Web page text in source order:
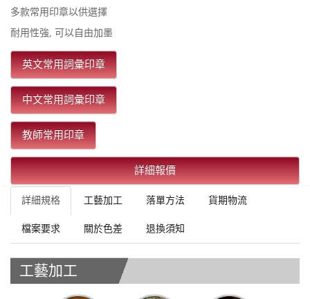
多款常用印章以供選擇
耐用性強, 可以自由加墨
英文常用詞彙印章
中文常用詞彙印章
教師常用印章
詳細報價
詳細規格 工藝加工 落單方法 貨期物流
檔案要求 關於色差 退換須知
工藝加工